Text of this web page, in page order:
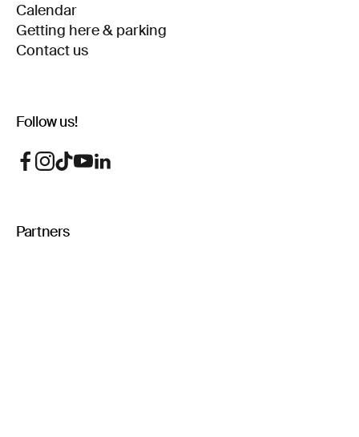
Calendar
Getting here & parking
Contact us
Follow us!
Partners